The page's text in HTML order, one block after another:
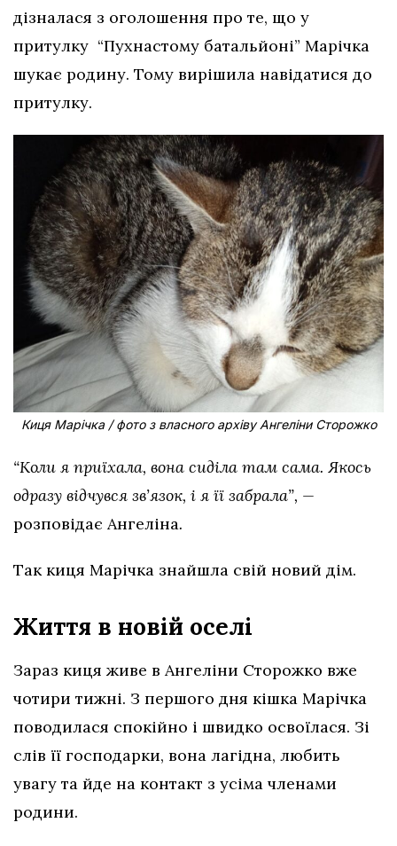
дізналася з оголошення про те, що у
притулку “Пухнастому батальйоні” Марічка
шукає родину. Тому вирішила навідатися до
притулку.
Киця Марічка / фото з власного архіву Ангеліни Сторожко
“Коли я приїхала, вона сиділа там сама. Якось
одразу відчувся зв’язок, і я її забрала”, —
розповідає Ангеліна.
Так киця Марічка знайшла свій новий дім.
Життя в новій оселі
Зараз киця живе в Ангеліни Сторожко вже
чотири тижні. З першого дня кішка Марічка
поводилася спокійно і швидко освоїлася. Зі
слів її господарки, вона лагідна, любить
увагу та йде на контакт з усіма членами
родини.